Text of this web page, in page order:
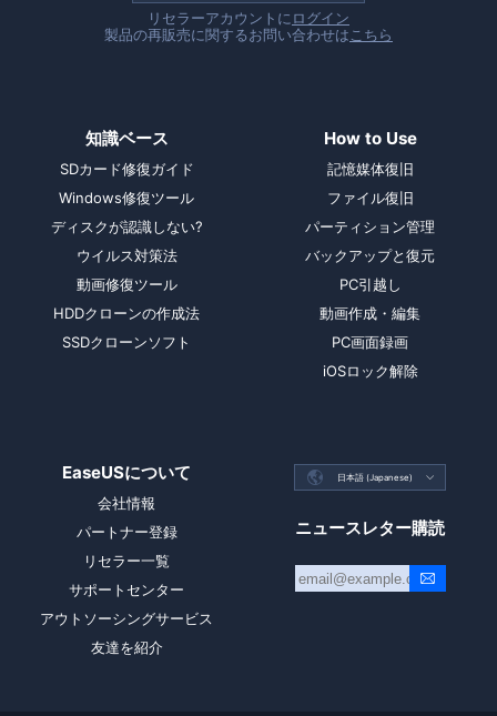
リセラーアカウントにログイン
製品の再販売に関するお問い合わせはこちら
知識ベース
SDカード修復ガイド
Windows修復ツール
ディスクが認識しない?
ウイルス対策法
動画修復ツール
HDDクローンの作成法
SSDクローンソフト
How to Use
記憶媒体復旧
ファイル復旧
パーティション管理
バックアップと復元
PC引越し
動画作成・編集
PC画面録画
iOSロック解除
EaseUSについて
会社情報
パートナー登録
リセラー一覧
サポートセンター
アウトソーシングサービス
友達を紹介
 日本語 (Japanese) 
ニュースレター購読